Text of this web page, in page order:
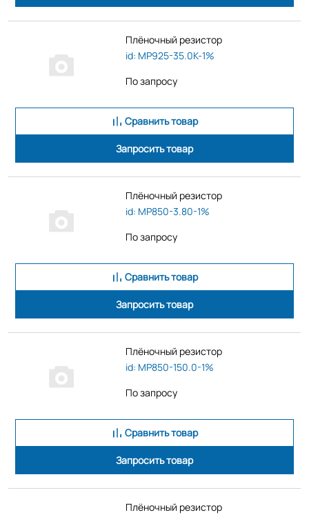
Плёночный резистор
id: MP925-35.0K-1%
По запросу
Сравнить товар
Запросить товар
Плёночный резистор
id: MP850-3.80-1%
По запросу
Сравнить товар
Запросить товар
Плёночный резистор
id: MP850-150.0-1%
По запросу
Сравнить товар
Запросить товар
Плёночный резистор